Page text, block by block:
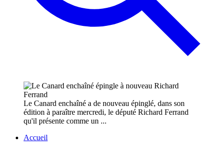
Le Canard enchaîné a de nouveau épinglé, dans son
édition à paraître mercredi, le député Richard Ferrand
qu'il présente comme un ...
Accueil